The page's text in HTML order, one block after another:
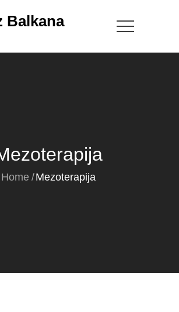
Balkana
Home Mezoterapija